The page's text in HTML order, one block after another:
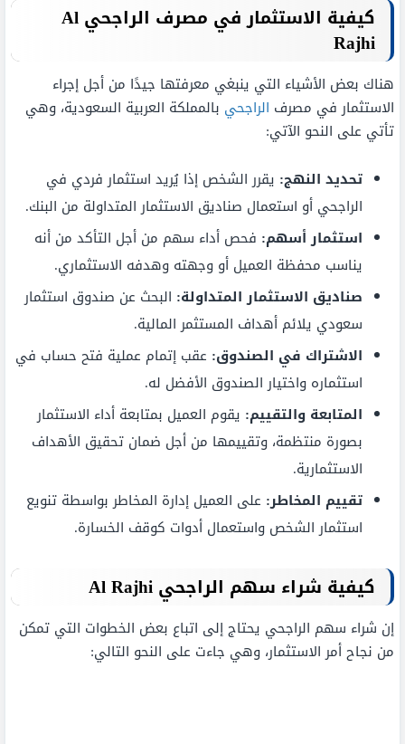
كيفية الاستثمار في مصرف الراجحيAl
Rajhi
هناك بعض الأشياء التي ينبغي معرفتها جيدًا من أجل إجراء
الاستثمار في مصرف الراجحي بالمملكة العربية السعودية، وهي
تأتي على النحو الآتي:
تحديد النهج: يقرر الشخص إذا يُريد استثمار فردي في
الراجحي أو استعمال صناديق الاستثمار المتداولة من البنك.
استثمار أسهم: فحص أداء سهم من أجل التأكد من أنه
يناسب محفظة العميل أو وجهته وهدفه الاستثماري.
صناديق الاستثمار المتداولة: البحث عن صندوق استثمار
سعودي يلائم أهداف المستثمر المالية.
الاشتراك في الصندوق: عقب إتمام عملية فتح حساب في
استثماره واختيار الصندوق الأفضل له.
المتابعة والتقييم: يقوم العميل بمتابعة أداء الاستثمار
بصورة منتظمة، وتقييمها من أجل ضمان تحقيق الأهداف
الاستثمارية.
تقييم المخاطر: على العميل إدارة المخاطر بواسطة تنويع
استثمار الشخص واستعمال أدوات كوقف الخسارة.
كيفية شراء سهم الراجحيAl Rajhi
إن شراء سهم الراجحي يحتاج إلى اتباع بعض الخطوات التي تمكن
من نجاح أمر الاستثمار، وهي جاءت على النحو التالي: